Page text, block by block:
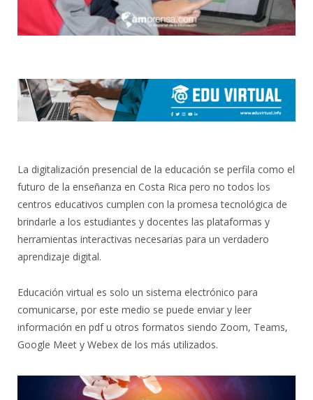
La digitalización presencial de la educación se perfila como el
futuro de la enseñanza en Costa Rica pero no todos los
centros educativos cumplen con la promesa tecnológica de
brindarle a los estudiantes y docentes las plataformas y
herramientas interactivas necesarias para un verdadero
aprendizaje digital.
Educación virtual es solo un sistema electrónico para
comunicarse, por este medio se puede enviar y leer
información en pdf u otros formatos siendo Zoom, Teams,
Google Meet y Webex de los más utilizados.